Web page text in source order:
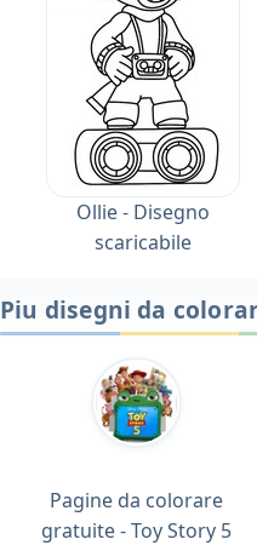
Ollie - Disegno
scaricabile
Piu disegni da
Pagine da colorare
gratuite - Toy Story 5